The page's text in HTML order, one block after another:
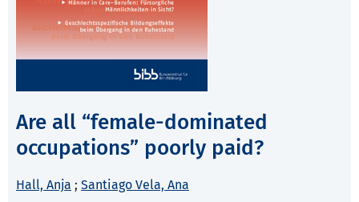
Are all “female-dominated
occupations” poorly paid?
Hall, Anja ; Santiago Vela, Ana